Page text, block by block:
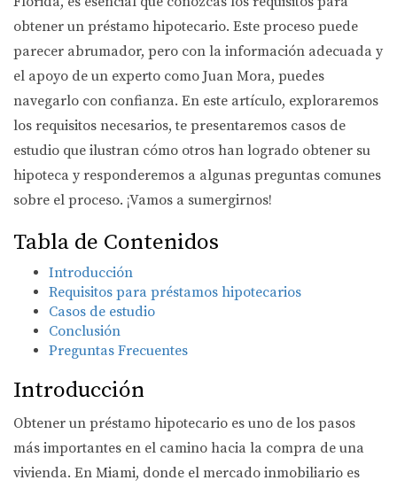
obtener un préstamo hipotecario. Este proceso puede
parecer abrumador, pero con la información adecuada y
el apoyo de un experto como Juan Mora, puedes
navegarlo con confianza. En este artículo, exploraremos
los requisitos necesarios, te presentaremos casos de
estudio que ilustran cómo otros han logrado obtener su
hipoteca y responderemos a algunas preguntas comunes
sobre el proceso. ¡Vamos a sumergirnos!
Tabla de Contenidos
Introducción
Requisitos para préstamos hipotecarios
Casos de estudio
Conclusión
Preguntas Frecuentes
Introducción
Obtener un préstamo hipotecario es uno de los pasos
más importantes en el camino hacia la compra de una
vivienda. En Miami, donde el mercado inmobiliario es